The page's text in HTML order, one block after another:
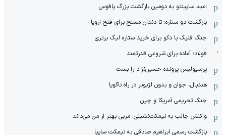
امید ساپینتو به دومین بازگشت بزرگ پافوس
بازگشت دو ستاره: تا دندان مسلح برای فتح اروپا
جنگ فلیک با دکو برای خرید ستاره لیگ برتری
فولاد؛ آماده برای شروعی قدرتمند
پرسپولیس پرونده حسین‌نژاد را بست
هندبال، جوان و بدون لژیونر در راه ناگویا
جنگ تحریمی آمریکا و چین
واکنش جالب به نیمکت‌نشینی: مربی بهتر از من می‌داند
بازگشت رسمی ابراهیم صادقی به نیمکت سایپا